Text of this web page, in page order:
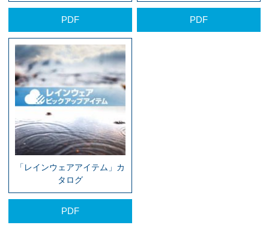
PDF PDF
「レインウェアアイテム」カ
タログ
PDF